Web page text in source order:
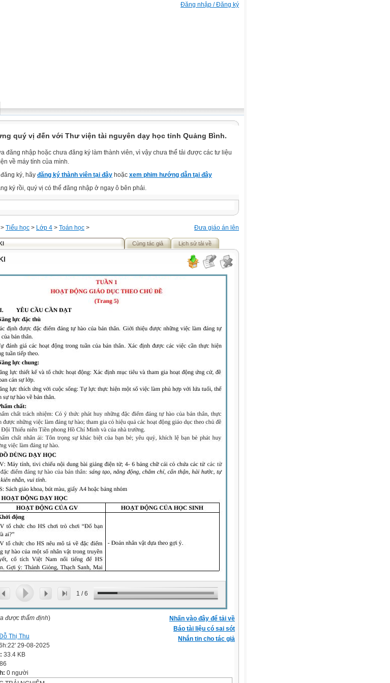
Đăng nhập / Đăng ký
quý vị đến với Thư viện tài nguyên dạy học tỉnh Quảng Bình.
đăng nhập hoặc chưa đăng ký làm thành viên, vì vậy chưa thể tải được các tư liệu
về máy tính của mình.
ký, hãy đăng ký thành viên tại đây hoặc xem phim hướng dẫn tại đây
ký rồi, quý vị có thể đăng nhập ở ngay ô bên phải.
Đưa giáo án lên
> Tiểu học > Lớp 4 > Toán học >
Cùng tác giả Lịch sử tải về
1 /6
Nhấn vào đây để tải về
Báo tài liệu có sai sót
Nhắn tin cho tác giả
được thẩm định)
Thị Thu
29-08-2025
33.4 KB
86
0 người